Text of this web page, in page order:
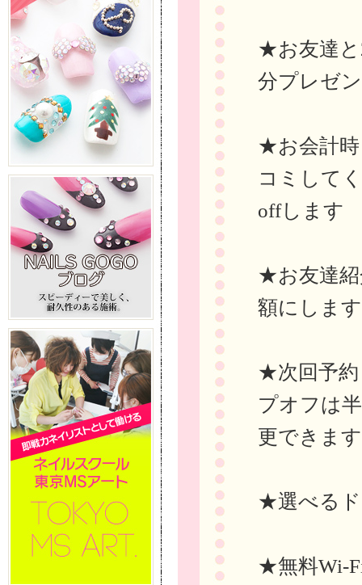
★お友達と
分プレゼ
★お会計時
コミして
offします
★お友達紹
額にしま
★次回予約
プオフは
更できま
★選べるド
★無料Wi-